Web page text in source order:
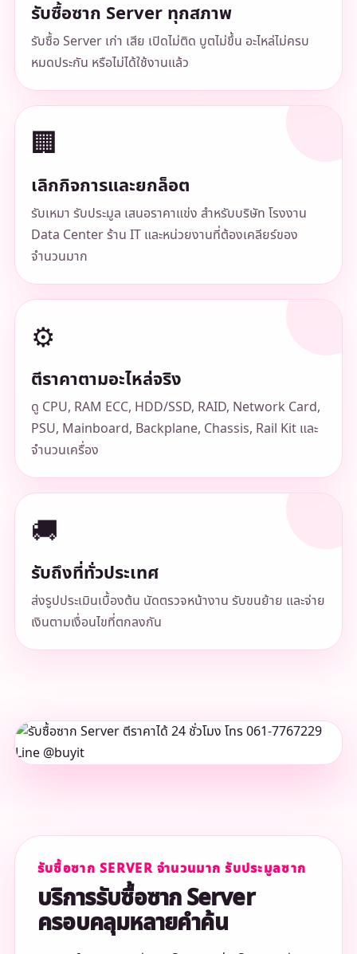
รับซื้อซาก Server ทุกสภาพ
รับซื้อ Server เก่า เสีย เปิดไม่ติด บูตไม่ขึ้น อะไหล่ไม่ครบ
หมดประกัน หรือไม่ได้ใช้งานแล้ว
🏢
เลิกกิจการและยกล็อต
รับเหมา รับประมูล เสนอราคาแข่ง สำหรับบริษัท โรงงาน
Data Center ร้าน IT และหน่วยงานที่ต้องเคลียร์ของ
จำนวนมาก
⚙️
ตีราคาตามอะไหล่จริง
ดู CPU, RAM ECC, HDD/SSD, RAID, Network Card,
PSU, Mainboard, Backplane, Chassis, Rail Kit และ
จำนวนเครื่อง
🚚
รับถึงที่ทั่วประเทศ
ส่งรูปประเมินเบื้องต้น นัดตรวจหน้างาน รับขนย้าย และจ่าย
เงินตามเงื่อนไขที่ตกลงกัน
รับซื้อซาก SERVER จำนวนมาก รับประมูลซาก
บริการรับซื้อซาก Server
ครอบคลุมหลายคำค้น